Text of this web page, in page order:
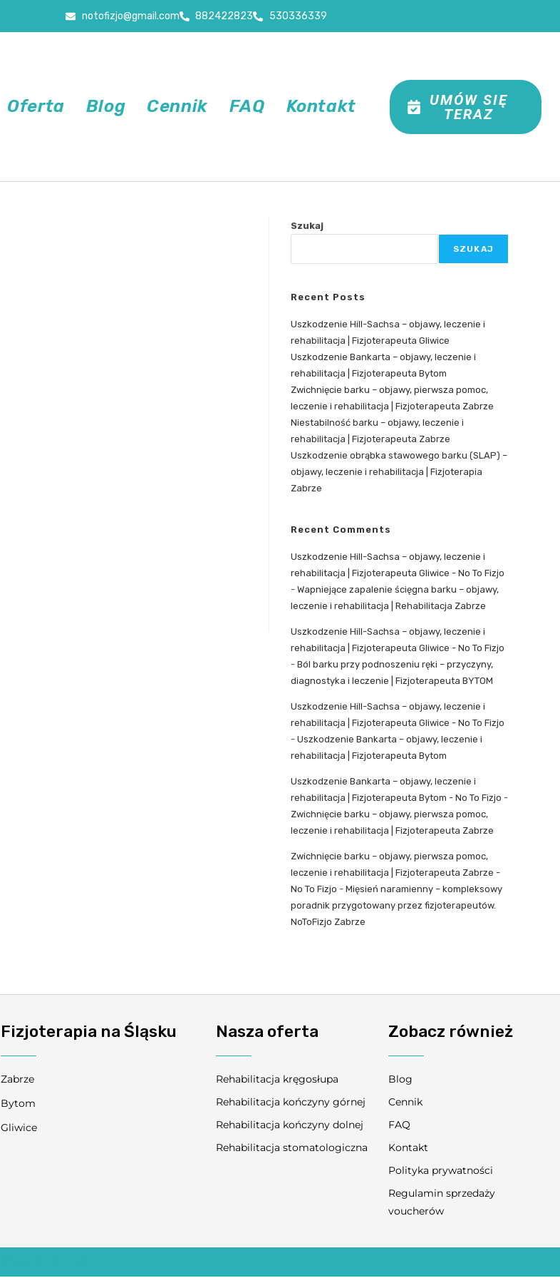
notofizjo@gmail.com 882422823 530336339
Oferta Blog Cennik FAQ Kontakt
UMÓW SIĘ
TERAZ
Szukaj
SZUKAJ
Recent Posts
Uszkodzenie Hill-Sachsa – objawy, leczenie i
rehabilitacja | Fizjoterapeuta Gliwice
Uszkodzenie Bankarta – objawy, leczenie i
rehabilitacja | Fizjoterapeuta Bytom
Zwichnięcie barku – objawy, pierwsza pomoc,
leczenie i rehabilitacja | Fizjoterapeuta Zabrze
Niestabilność barku – objawy, leczenie i
rehabilitacja | Fizjoterapeuta Zabrze
Uszkodzenie obrąbka stawowego barku (SLAP) –
objawy, leczenie i rehabilitacja | Fizjoterapia
Zabrze
Recent Comments
Uszkodzenie Hill-Sachsa – objawy, leczenie i
rehabilitacja | Fizjoterapeuta Gliwice - No To Fizjo
- Wapniejące zapalenie ścięgna barku – objawy,
leczenie i rehabilitacja | Rehabilitacja Zabrze
Uszkodzenie Hill-Sachsa – objawy, leczenie i
rehabilitacja | Fizjoterapeuta Gliwice - No To Fizjo
- Ból barku przy podnoszeniu ręki – przyczyny,
diagnostyka i leczenie | Fizjoterapeuta BYTOM
Uszkodzenie Hill-Sachsa – objawy, leczenie i
rehabilitacja | Fizjoterapeuta Gliwice - No To Fizjo
- Uszkodzenie Bankarta – objawy, leczenie i
rehabilitacja | Fizjoterapeuta Bytom
Uszkodzenie Bankarta – objawy, leczenie i
rehabilitacja | Fizjoterapeuta Bytom - No To Fizjo -
Zwichnięcie barku – objawy, pierwsza pomoc,
leczenie i rehabilitacja | Fizjoterapeuta Zabrze
Zwichnięcie barku – objawy, pierwsza pomoc,
leczenie i rehabilitacja | Fizjoterapeuta Zabrze -
No To Fizjo - Mięsień naramienny – kompleksowy
poradnik przygotowany przez fizjoterapeutów.
NoToFizjo Zabrze
Fizjoterapia na Śląsku
Zabrze
Bytom
Gliwice
Nasza oferta
Rehabilitacja kręgosłupa
Rehabilitacja kończyny górnej
Rehabilitacja kończyny dolnej
Rehabilitacja stomatologiczna
Zobacz również
Blog
Cennik
FAQ
Kontakt
Polityka prywatności
Regulamin sprzedaży
voucherów